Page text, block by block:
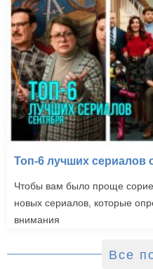
Топ-6 лучших сериалов
Чтобы вам было проще
новых сериалов, которые
внимания
Все